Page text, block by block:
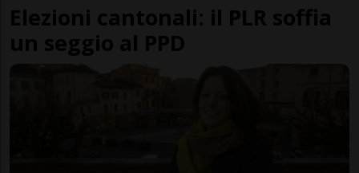
Elezioni cantonali: il PLR soffia
un seggio al PPD